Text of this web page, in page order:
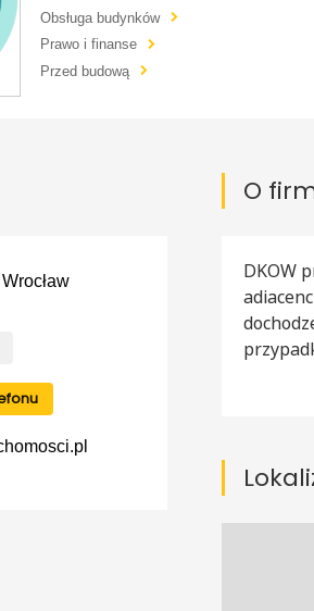
Obsługa budynków
Prawo i finanse
Przed budową
O
DKOW